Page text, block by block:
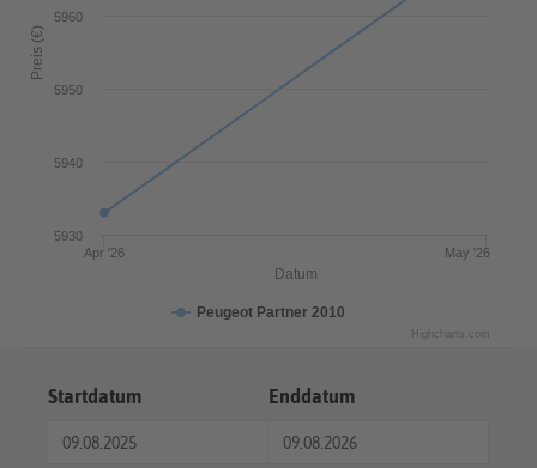
Datum
Preis (€)
Peugeot Partner 2010
Apr '26 May '26
5930
5940
5950
5960
Highcharts.com
Startdatum Enddatum